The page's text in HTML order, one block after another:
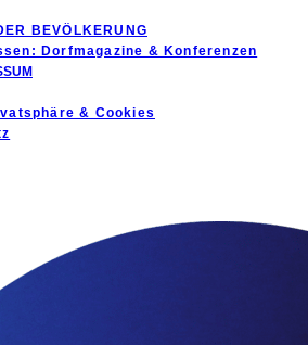
BEVÖLKERUNG
Dorfmagazine & Konferenzen
& Cookies